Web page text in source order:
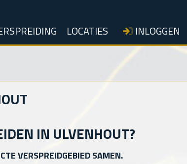
LOCATIES INLOGGEN
IN ULVENHOUT?
VERSPREIDGEBIED SAMEN.